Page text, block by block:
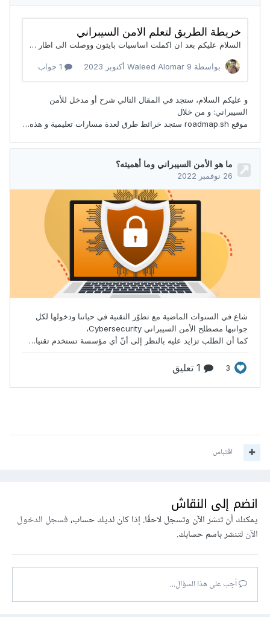
اقتباس
انضم إلى النقاش
يمكنك أن تنشر الآن وتسجل لاحقًا. إذا كان لديك حساب،فسجل الدخول
الآنلتنشر باسم حسابك.
أجب على هذا السؤال...